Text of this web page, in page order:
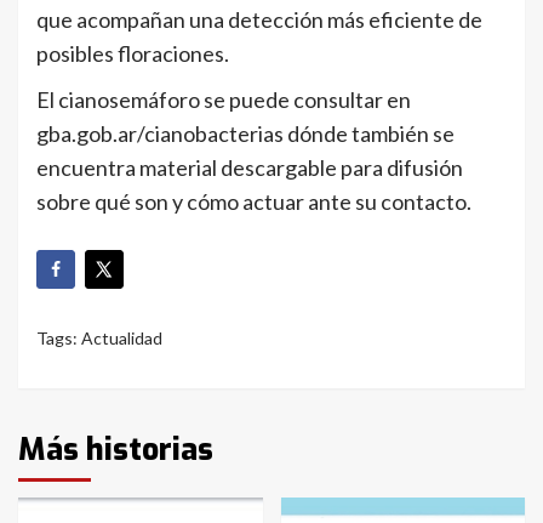
que acompañan una detección más eficiente de
posibles floraciones.
El cianosemáforo se puede consultar en
gba.gob.ar/cianobacterias dónde también se
encuentra material descargable para difusión
sobre qué son y cómo actuar ante su contacto.
Tags: Actualidad
Más historias